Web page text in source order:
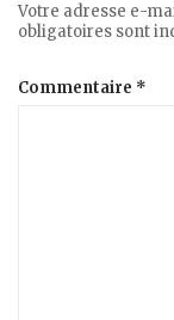
Votre adresse e-
obligatoires sont
Commentaire *